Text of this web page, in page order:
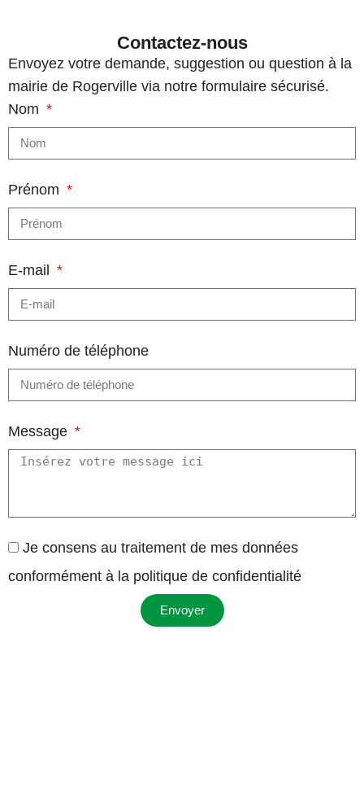
Contactez-nous
Envoyez votre demande, suggestion ou question à la
mairie de Rogerville via notre formulaire sécurisé.
Nom
Prénom
E-mail
Numéro de téléphone
Message
Je consens au traitement de mes données
conformément à la politique de confidentialité
Envoyer